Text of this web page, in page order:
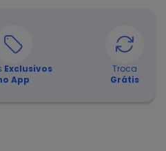
Exclusivos
App
Troca
Grátis